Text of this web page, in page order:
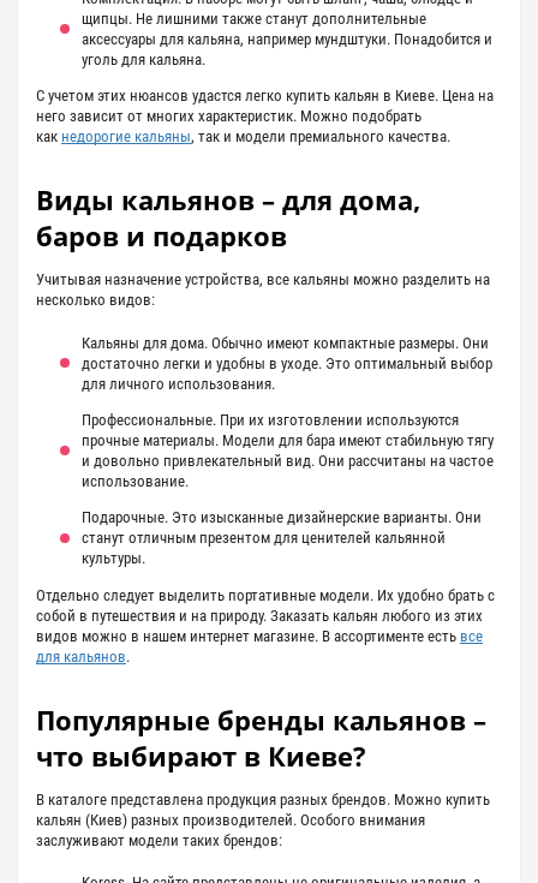
щипцы. Не лишними также станут дополнительные
аксессуары для кальяна, например мундштуки. Понадобится и
уголь для кальяна.
С учетом этих нюансов удастся легко купить кальян в Киеве. Цена на
него зависит от многих характеристик. Можно подобрать
как недорогие кальяны, так и модели премиального качества.
Виды кальянов – для дома,
баров и подарков
Учитывая назначение устройства, все кальяны можно разделить на
несколько видов:
Кальяны для дома. Обычно имеют компактные размеры. Они
достаточно легки и удобны в уходе. Это оптимальный выбор
для личного использования.
Профессиональные. При их изготовлении используются
прочные материалы. Модели для бара имеют стабильную тягу
и довольно привлекательный вид. Они рассчитаны на частое
использование.
Подарочные. Это изысканные дизайнерские варианты. Они
станут отличным презентом для ценителей кальянной
культуры.
Отдельно следует выделить портативные модели. Их удобно брать с
собой в путешествия и на природу. Заказать кальян любого из этих
видов можно в нашем интернет магазине. В ассортименте есть все
для кальянов.
Популярные бренды кальянов –
что выбирают в Киеве?
В каталоге представлена ​​продукция разных брендов. Можно купить
кальян (Киев) разных производителей. Особого внимания
заслуживают модели таких брендов: